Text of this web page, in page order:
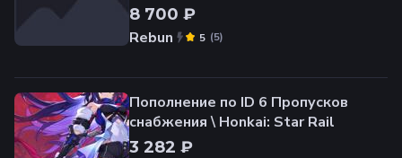
8 700 ₽
Rebun
(5)
5
Пополнение по ID 6 Пропусков
снабжения \ Honkai: Star Rail
3 282 ₽